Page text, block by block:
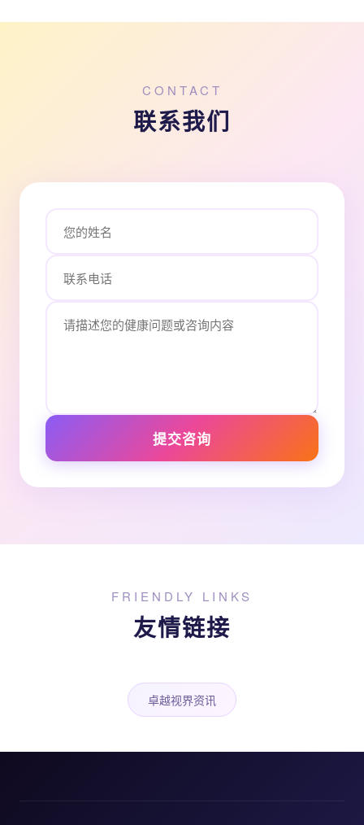
CONTACT
联系我们
提交咨询
FRIENDLY LINKS
友情链接
卓越视界资讯